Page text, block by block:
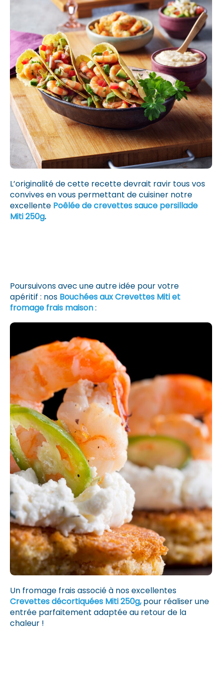
L’originalité de cette recette devrait ravir tous vos
convives en vous permettant de cuisiner notre
excellente Poêlée de crevettes sauce persillade
Miti 250g.
Poursuivons avec une autre idée pour votre
apéritif : nos Bouchées aux Crevettes Miti et
fromage frais maison:
Un fromage frais associé à nos excellentes
Crevettes décortiquées Miti 250g,pour réaliser une
entrée parfaitement adaptée au retour de la
chaleur !